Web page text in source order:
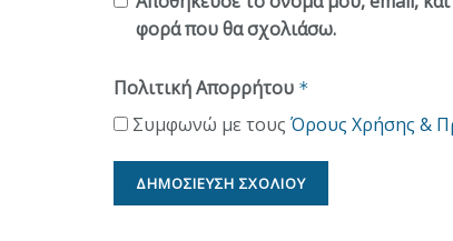
φορά που θα σχολιάσω.
Πολιτική Απορρήτου *
Συμφωνώ με τους Όρους Χρήσης &